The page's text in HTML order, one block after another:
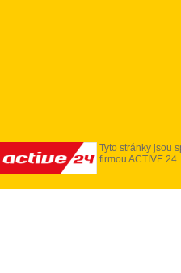
Tyto stránky jsou
firmou ACTIVE 24.